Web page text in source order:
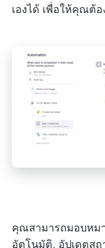
เองได้ เพื่อให้คุณต้
คุณสามารถมอบหม
อัตโนมัติ, อัปเดตสถ